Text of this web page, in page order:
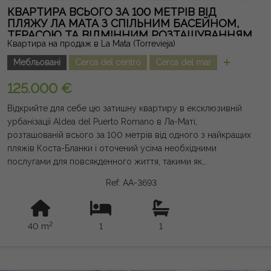
КВАРТИРА ВСЬОГО ЗА 100 МЕТРІВ ВІД
ПЛЯЖУ ЛА МАТА З СПІЛЬНИМ БАСЕЙНОМ,
ТЕРАСОЮ ТА ВІДМІННИМ РОЗТАШУВАННЯМ
Квартира на продаж в La Mata (Torrevieja)
Мебльовані
Cerca del centro Cerca del mar
125.000 €
Відкрийте для себе цю затишну квартиру в ексклюзивній
урбанізації Aldea del Puerto Romano в Ла-Маті,
розташованій всього за 100 метрів від одного з найкращих
пляжів Коста-Бланки і оточений усіма необхідними
послугами для повсякденного життя, такими як
практичне та функціональне планування зі спальнею,
ванною кімнатою, вітальнею-їдальнею з вбудованою кухнею
та приємною терасою з виходом на захід, ідеально
Ref: AA-3693
40 m2 1 1